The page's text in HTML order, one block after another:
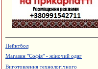
Пейнтбол
Магазин "Софія" - жіночий одяг
Виготовлення технологічного